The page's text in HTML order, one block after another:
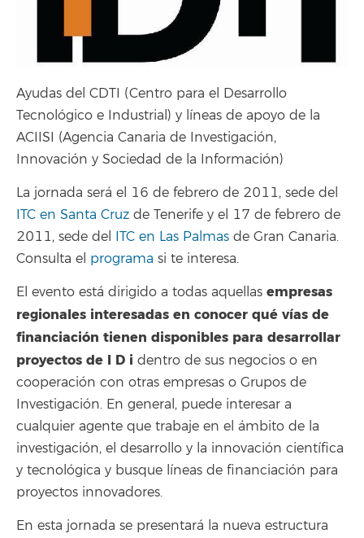
Ayudas del CDTI (Centro para el Desarrollo
Tecnológico e Industrial) y líneas de apoyo de la
ACIISI (Agencia Canaria de Investigación,
Innovación y Sociedad de la Información)
La jornada será el 16 de febrero de 2011, sede del
ITC en Santa Cruz de Tenerife y el 17 de febrero de
2011, sede del ITC en Las Palmas de Gran Canaria.
Consulta el programa si te interesa.
El evento está dirigido a todas aquellas empresas
regionales interesadas en conocer qué vías de
financiación tienen disponibles para desarrollar
proyectos de I D i dentro de sus negocios o en
cooperación con otras empresas o Grupos de
Investigación. En general, puede interesar a
cualquier agente que trabaje en el ámbito de la
investigación, el desarrollo y la innovación científica
y tecnológica y busque líneas de financiación para
proyectos innovadores.
En esta jornada se presentará la nueva estructura